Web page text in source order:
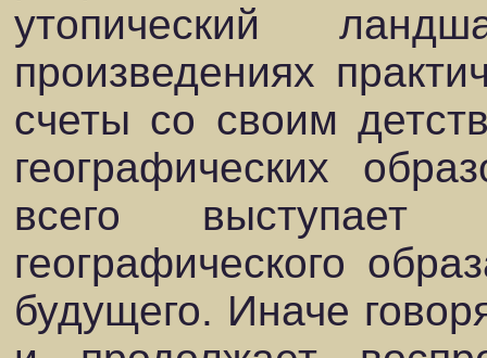
утопический
произведениях
счеты со своим
географических
всего выступает
географического
будущего. Иначе